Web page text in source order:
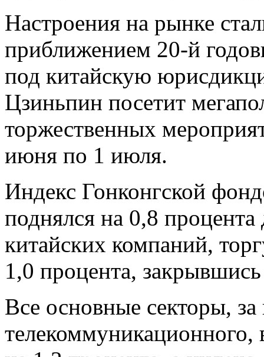
Настроения на рынке
приближением 20-й
под китайскую
Цзиньпин посетит
торжественных
июня по 1 июля.
Индекс Гонконгской
поднялся на 0,8
китайских компаний,
1,0 процента,
Все основные секторы,